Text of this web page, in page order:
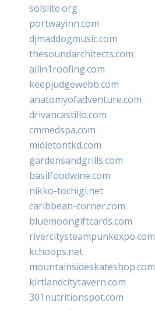
solslite.org
portwayinn.com
djmaddogmusic.com
thesoundarchitects.com
allin1roofing.com
keepjudgewebb.com
anatomyofadventure.com
drivancastillo.com
cmmedspa.com
midletontkd.com
gardensandgrills.com
basilfoodwine.com
nikko-tochigi.net
caribbean-corner.com
bluemoongiftcards.com
rivercitysteampunkexpo.com
kchoops.net
mountainsideskateshop.com
kirtlandcitytavern.com
301nutritionspot.com